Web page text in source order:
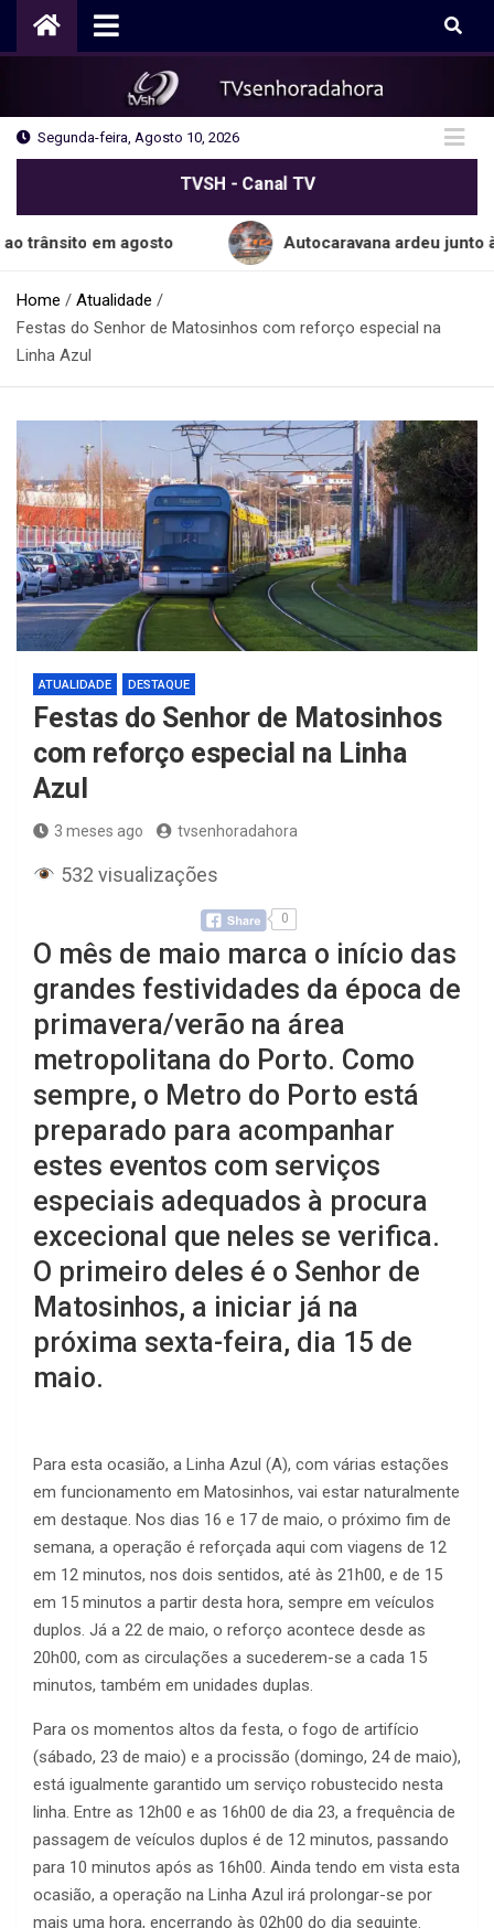
Segunda-feira, Agosto 10, 2026
TVSH - Canal TV
em agosto Autocaravana ardeu junto à praia
Home
Atualidade
Festas do Senhor de Matosinhos com reforço especial na
Linha Azul
ATUALIDADE DESTAQUE
Festas do Senhor de Matosinhos
com reforço especial na Linha
Azul
3 meses ago tvsenhoradahora
532 visualizações
0
O mês de maio marca o início das
grandes festividades da época de
primavera/verão na área
metropolitana do Porto. Como
sempre, o Metro do Porto está
preparado para acompanhar
estes eventos com serviços
especiais adequados à procura
excecional que neles se verifica.
O primeiro deles é o Senhor de
Matosinhos, a iniciar já na
próxima sexta-feira, dia 15 de
maio.
Para esta ocasião, a Linha Azul (A), com várias estações
em funcionamento em Matosinhos, vai estar naturalmente
em destaque. Nos dias 16 e 17 de maio, o próximo fim de
semana, a operação é reforçada aqui com viagens de 12
em 12 minutos, nos dois sentidos, até às 21h00, e de 15
em 15 minutos a partir desta hora, sempre em veículos
duplos. Já a 22 de maio, o reforço acontece desde as
20h00, com as circulações a sucederem-se a cada 15
minutos, também em unidades duplas.
Para os momentos altos da festa, o fogo de artifício
(sábado, 23 de maio) e a procissão (domingo, 24 de maio),
está igualmente garantido um serviço robustecido nesta
linha. Entre as 12h00 e as 16h00 de dia 23, a frequência de
passagem de veículos duplos é de 12 minutos, passando
para 10 minutos após as 16h00. Ainda tendo em vista esta
ocasião, a operação na Linha Azul irá prolongar-se por
mais uma hora, encerrando às 02h00 do dia seguinte.